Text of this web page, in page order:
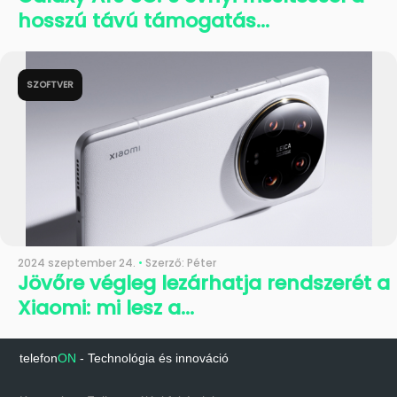
hosszú távú támogatás...
SZOFTVER
2024 szeptember 24. • Szerző: Péter
Jövőre végleg lezárhatja rendszerét a
Xiaomi: mi lesz a...
telefonON -Technológia és innováció